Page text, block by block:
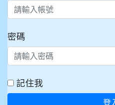
密碼
記住我
登